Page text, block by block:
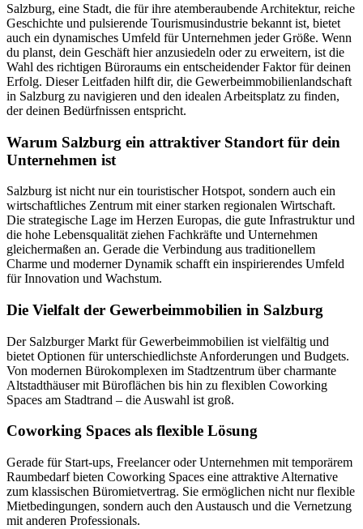
Salzburg, eine Stadt, die für ihre atemberaubende Architektur, reiche
Geschichte und pulsierende Tourismusindustrie bekannt ist, bietet
auch ein dynamisches Umfeld für Unternehmen jeder Größe. Wenn
du planst, dein Geschäft hier anzusiedeln oder zu erweitern, ist die
Wahl des richtigen Büroraums ein entscheidender Faktor für deinen
Erfolg. Dieser Leitfaden hilft dir, die Gewerbeimmobilienlandschaft
in Salzburg zu navigieren und den idealen Arbeitsplatz zu finden,
der deinen Bedürfnissen entspricht.
Warum Salzburg ein attraktiver Standort für dein
Unternehmen ist
Salzburg ist nicht nur ein touristischer Hotspot, sondern auch ein
wirtschaftliches Zentrum mit einer starken regionalen Wirtschaft.
Die strategische Lage im Herzen Europas, die gute Infrastruktur und
die hohe Lebensqualität ziehen Fachkräfte und Unternehmen
gleichermaßen an. Gerade die Verbindung aus traditionellem
Charme und moderner Dynamik schafft ein inspirierendes Umfeld
für Innovation und Wachstum.
Die Vielfalt der Gewerbeimmobilien in Salzburg
Der Salzburger Markt für Gewerbeimmobilien ist vielfältig und
bietet Optionen für unterschiedlichste Anforderungen und Budgets.
Von modernen Bürokomplexen im Stadtzentrum über charmante
Altstadthäuser mit Büroflächen bis hin zu flexiblen Coworking
Spaces am Stadtrand – die Auswahl ist groß.
Coworking Spaces als flexible Lösung
Gerade für Start-ups, Freelancer oder Unternehmen mit temporärem
Raumbedarf bieten Coworking Spaces eine attraktive Alternative
zum klassischen Büromietvertrag. Sie ermöglichen nicht nur flexible
Mietbedingungen, sondern auch den Austausch und die Vernetzung
mit anderen Professionals.